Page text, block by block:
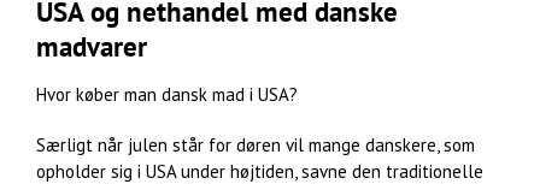
USA og nethandel med danske
madvarer
Hvor køber man dansk mad i USA?
Særligt når julen står for døren vil mange danskere, som
opholder sig i USA under højtiden, savne den traditionelle